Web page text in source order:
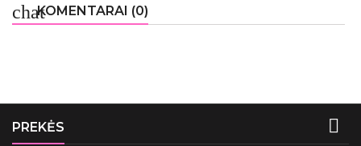
chatKOMENTARAI (0)
PREKĖS 